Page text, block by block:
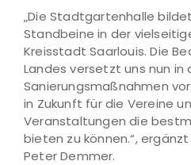
„Die Stadtgartenhalle
Standbeine in der
Kreisstadt Saarlouis. Die
Landes versetzt uns nun in
Sanierungsmaßnahmen
in Zukunft für die Vereine
Veranstaltungen die
bieten zu können.“,
Peter Demmer.